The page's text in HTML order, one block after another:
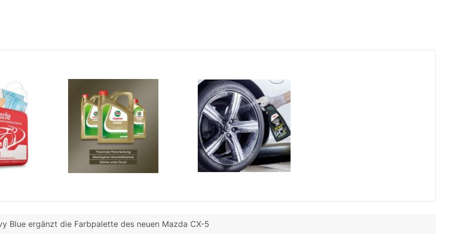
Blue ergänzt die Farbpalette des neuen Mazda CX-5